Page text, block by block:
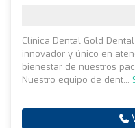
Clínica Dental Gold
innovador y único en
bienestar de nuestros
Nuestro equipo de dent...